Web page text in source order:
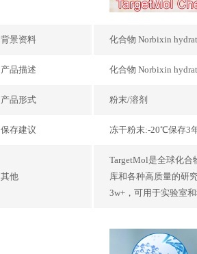
背景资料 化合物 Norbixin
产品描述 化合物 Norbixin
产品形式 粉末/溶剂
保存建议 冻干粉末:-20℃保存3
其他
TargetMol是全球化合
库和各种高质量的研
3w+，可用于实验室和